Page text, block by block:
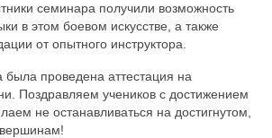
семинара получили возможность
в этом боевом искусстве, а также
от опытного инструктора.
проведена аттестация на
Поздравляем учеников с достижением
не останавливаться на достигнутом,